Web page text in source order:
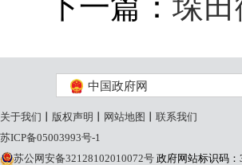
中国政府网
关于我们 版权声明 网站地图
联系我们
苏ICP备05003993号-1
苏公网安备32128102010072号 政府网站标识码：